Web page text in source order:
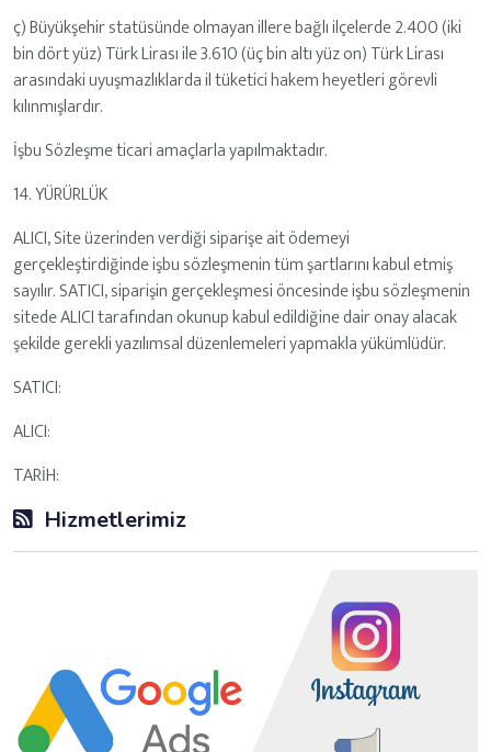
ç) Büyükşehir statüsünde olmayan illere bağlı ilçelerde 2.400 (iki
bin dört yüz) Türk Lirası ile 3.610 (üç bin altı yüz on) Türk Lirası
arasındaki uyuşmazlıklarda il tüketici hakem heyetleri görevli
kılınmışlardır.
İşbu Sözleşme ticari amaçlarla yapılmaktadır.
14. YÜRÜRLÜK
ALICI, Site üzerinden verdiği siparişe ait ödemeyi
gerçekleştirdiğinde işbu sözleşmenin tüm şartlarını kabul etmiş
sayılır. SATICI, siparişin gerçekleşmesi öncesinde işbu sözleşmenin
sitede ALICI tarafından okunup kabul edildiğine dair onay alacak
şekilde gerekli yazılımsal düzenlemeleri yapmakla yükümlüdür.
SATICI:
ALICI:
TARİH:
Hizmetlerimiz